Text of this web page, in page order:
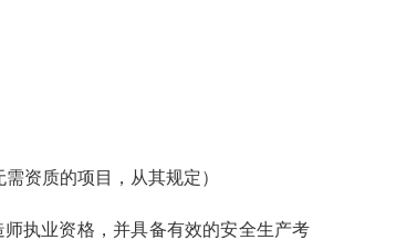
资质的项目，从其规定）
执业资格，并具备有效的安全生产考